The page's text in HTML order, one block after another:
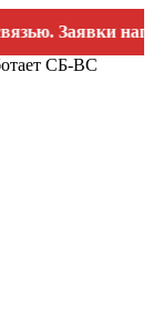
Заявки
СБ-ВС